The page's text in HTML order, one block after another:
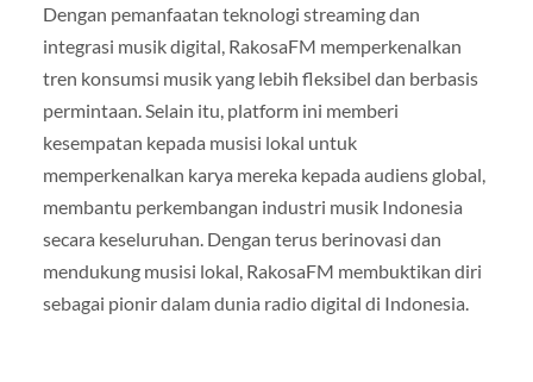
Dengan pemanfaatan teknologi streaming dan
integrasi musik digital, RakosaFM memperkenalkan
tren konsumsi musik yang lebih fleksibel dan berbasis
permintaan. Selain itu, platform ini memberi
kesempatan kepada musisi lokal untuk
memperkenalkan karya mereka kepada audiens global,
membantu perkembangan industri musik Indonesia
secara keseluruhan. Dengan terus berinovasi dan
mendukung musisi lokal, RakosaFM membuktikan diri
sebagai pionir dalam dunia radio digital di Indonesia.